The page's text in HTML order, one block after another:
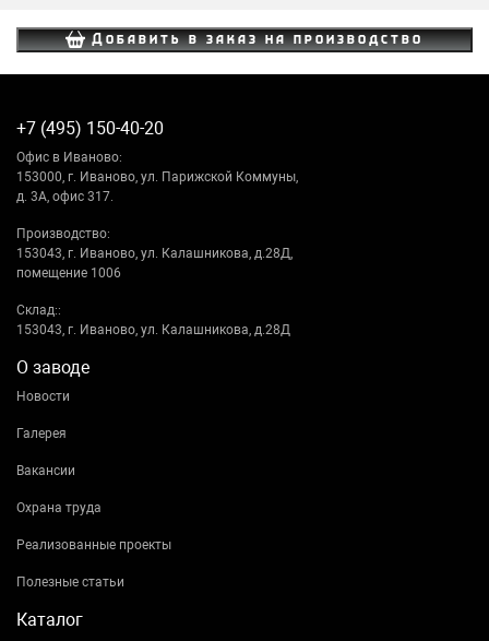
Добавить в заказ на производство
+7 (495) 150-40-20
Офис в Иваново:
153000, г. Иваново, ул. Парижской Коммуны,
д. 3А, офис 317.
Производство:
153043, г. Иваново, ул. Калашникова, д.28Д,
помещение 1006
Склад::
153043, г. Иваново, ул. Калашникова, д.28Д
О заводе
Новости
Галерея
Вакансии
Охрана труда
Реализованные проекты
Полезные статьи
Каталог